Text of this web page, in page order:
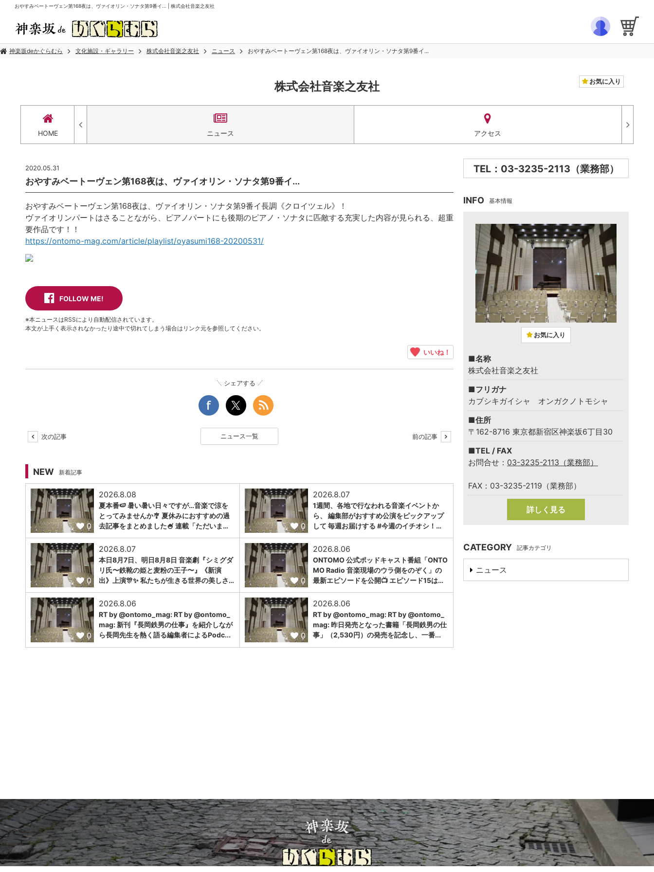
おやすみベートーヴェン第168夜は、ヴァイオリン・ソナタ第9番イ... | 株式会社音楽之友社
神楽坂deかぐらむら 文化施設・ギャラリー 株式会社音楽之友社 ニュース おやすみベートーヴェン第168夜は、ヴァイオリン・ソナタ第9番イ...
株式会社音楽之友社 お気に入り
HOME ニュース アクセス
2020.05.31
おやすみベートーヴェン第168夜は、ヴァイオリン・ソナタ第9番イ...
おやすみベートーヴェン第168夜は、ヴァイオリン・ソナタ第9番イ長調《クロイツェル》！
ヴァイオリンパートはさることながら、ピアノパートにも後期のピアノ・ソナタに匹敵する充実した内容が見られる、超重
要作品です！！
https://ontomo-mag.com/article/playlist/oyasumi168-20200531/
FOLLOW ME!
※本ニュースはRSSにより自動配信されています。
本文が上手く表示されなかったり途中で切れてしまう場合はリンク元を参照してください。
いいね！
シェアする
次の記事 ニュース一覧 前の記事
NEW 新着記事
0
2026.8.08
夏本番🍉 暑い暑い日々ですが…音楽で涼を
とってみませんか🎐 夏休みにおすすめの過
去記事をまとめました🍧 連載「ただいま…
0
2026.8.07
1週間、各地で行なわれる音楽イベントか
ら、 編集部がおすすめ公演をピックアップ
して 毎週お届けする #今週のイチオシ！…
0
2026.8.07
本日8月7日、明日8月8日 音楽劇『シミグダ
リ氏〜鉄靴の姫と麦粉の王子〜』《新演
出》上演🎊✨ 私たちが生きる世界の美しさ…
0
2026.8.06
ONTOMO 公式ポッドキャスト番組「ONTO
MO Radio 音楽現場のウラ側をのぞく」の
最新エピソードを公開📺 エピソード15は…
0
2026.8.06
RT by @ontomo_mag: RT by @ontomo_
mag: 新刊『長岡鉄男の仕事』を紹介しなが
ら長岡先生を熱く語る編集者によるPodc...
0
2026.8.06
RT by @ontomo_mag: RT by @ontomo_
mag: 昨日発売となった書籍「長岡鉄男の仕
事」（2,530円）の発売を記念し、一番...
TEL：03-3235-2113（業務部）
INFO 基本情報
お気に入り
■名称
株式会社音楽之友社
■フリガナ
カブシキガイシャ オンガクノトモシャ
■住所
〒162-8716 東京都新宿区神楽坂6丁目30
■TEL / FAX
お問合せ： 03-3235-2113（業務部）
FAX：03-3235-2119（業務部）
詳しく見る
CATEGORY 記事カテゴリ
ニュース